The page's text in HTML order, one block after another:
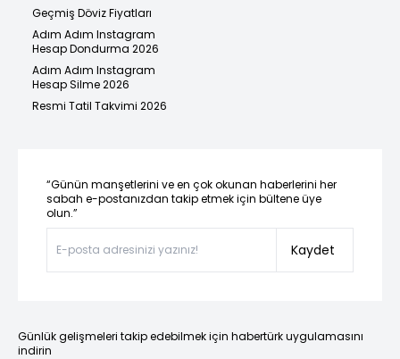
Geçmiş Döviz Fiyatları
Adım Adım Instagram
Hesap Dondurma 2026
Adım Adım Instagram
Hesap Silme 2026
Resmi Tatil Takvimi 2026
“Günün manşetlerini ve en çok okunan haberlerini her
sabah e-postanızdan takip etmek için bültene üye
olun.”
Kaydet
Günlük gelişmeleri takip edebilmek için habertürk uygulamasını
indirin